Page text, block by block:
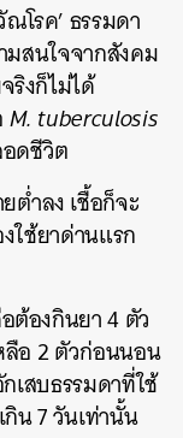
โรค’ ธรรมดา
สนใจจากสังคม
งก็ไม่ได้
M. tuberculosis
ดชีวิต
ต่ำลง เชื้อก็จะ
ใช้ยาด่านแรก
ต้องกินยา 4 ตัว
อ 2 ตัวก่อนนอน
เสบธรรมดาที่ใช้
น 7 วันเท่านั้น